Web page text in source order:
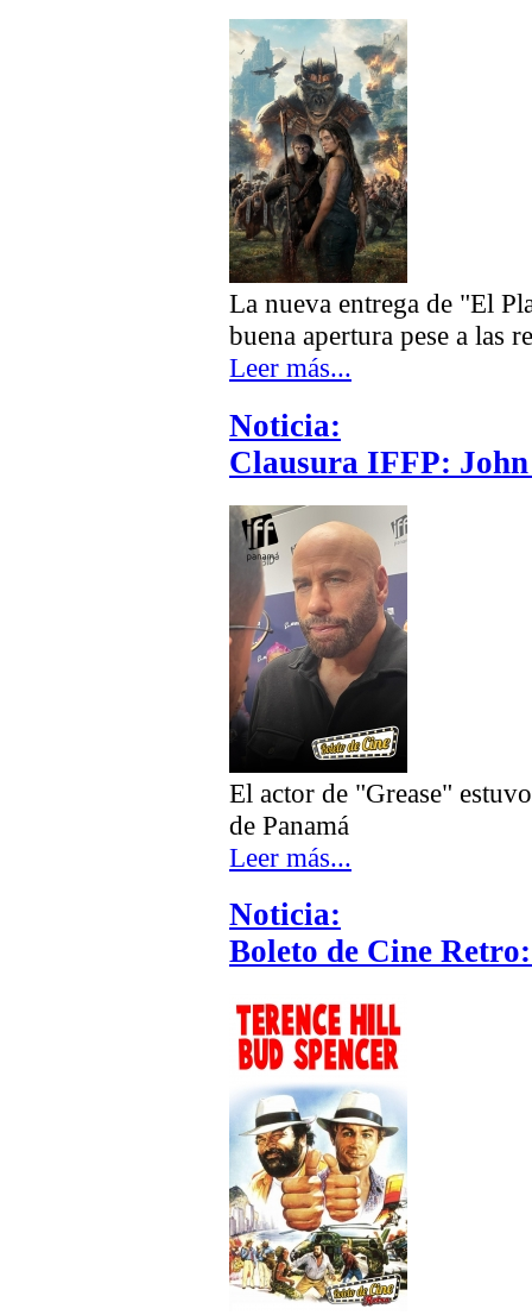
La nueva entrega de "El
buena apertura pese a las
Leer más...
Noticia:
Clausura IFFP:
El actor de "Grease"
de Panamá
Leer más...
Noticia:
Boleto de Cine